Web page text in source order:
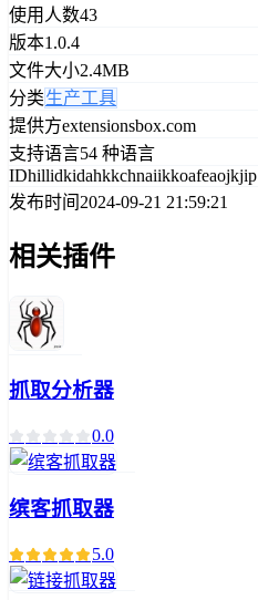
使用人数43
版本1.0.4
文件大小2.4MB
分类生产工具
提供方extensionsbox.com
支持语言54 种语言
IDhillidkidahkkchnaiikkoafeaojkjip
发布时间 2024-09-21 21:59:21
相关插件
抓取分析器
0.0
缤客抓取器
5.0